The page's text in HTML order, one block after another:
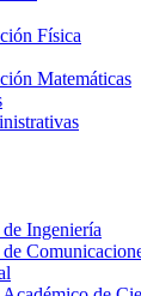
Física
Matemáticas
Ingeniería